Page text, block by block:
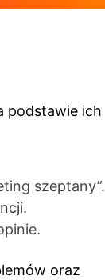
podstawie ich
szeptany”.
oraz